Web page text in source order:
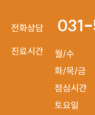
전화상담
진료시간
월/수
화/목/금
점심시간
토요일